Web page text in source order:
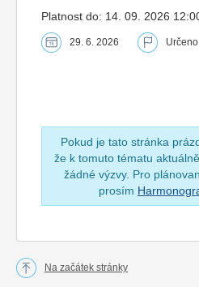
Platnost do: 14. 09. 2026
29. 6. 2026
Pokud je tato stránka
že k tomuto tématu
žádné výzvy. Pro
prosím
Na začátek stránky